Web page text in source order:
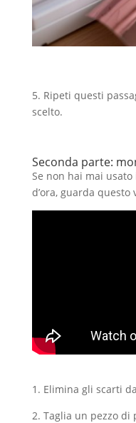
5. Ripeti questi
scelto.
Seconda parte:
Se non hai mai
d’ora, guarda
1. Elimina gli scarti
2. Taglia un pezzo di